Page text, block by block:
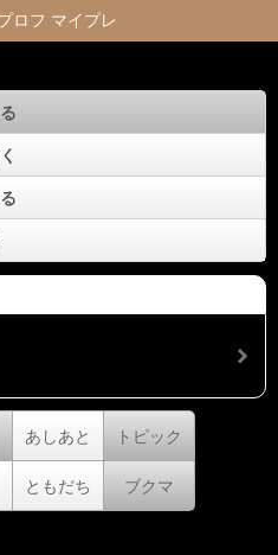
ロフ マイプレ
あしあと トピック
ともだち ブクマ